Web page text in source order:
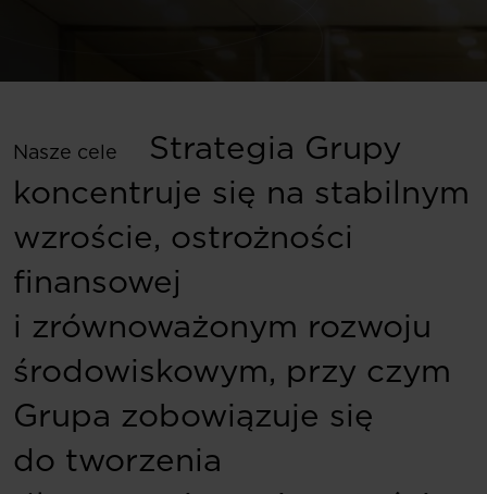
Nasze cele
Strategia Grupy
koncentruje się na stabilnym
wzroście, ostrożności
finansowej
i zrównoważonym rozwoju
środowiskowym, przy czym
Grupa zobowiązuje się
do tworzenia